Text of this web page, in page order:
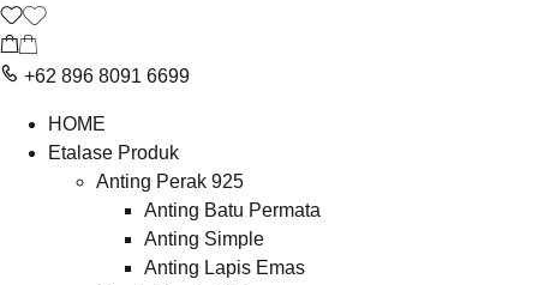
+62 896 8091 6699
HOME
Etalase Produk
Anting Perak 925
Anting Batu Permata
Anting Simple
Anting Lapis Emas